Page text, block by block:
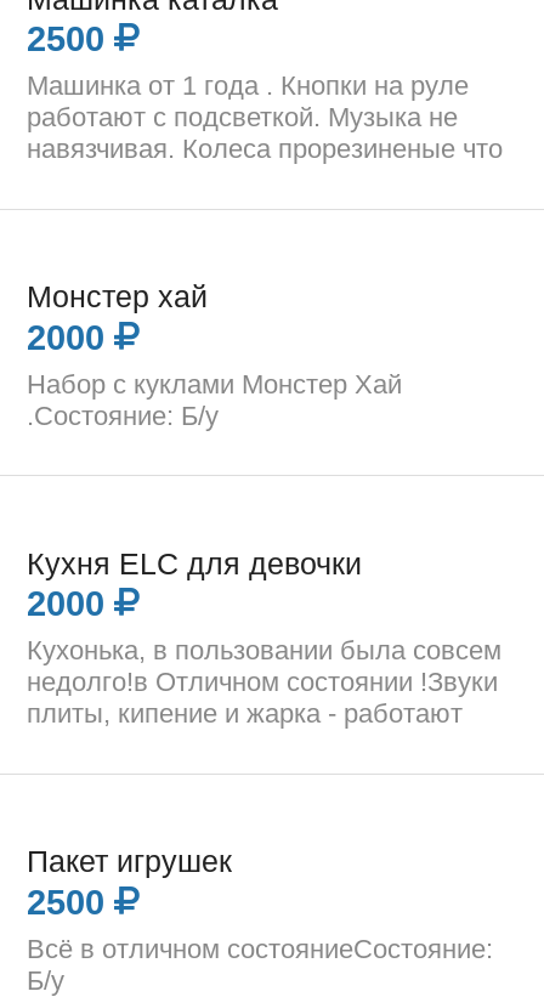
2500
Машинка от 1 года . Кнопки на руле
работают с подсветкой. Музыка не
навязчивая. Колеса прорезиненые что
Монстер хай
2000
Набор с куклами Монстер Хай
.Состояние: Б/у
Кухня ELC для девочки
2000
Кухонька, в пользовании была совсем
недолго!в Отличном состоянии !Звуки
плиты, кипение и жарка - работают
Пакет игрушек
2500
Всё в отличном состояниеСостояние:
Б/у